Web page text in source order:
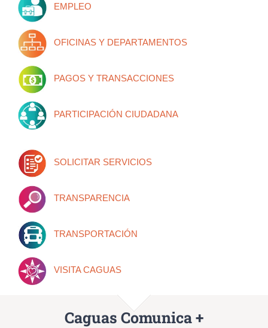
EMPLEO
OFICINAS Y DEPARTAMENTOS
PAGOS Y TRANSACCIONES
PARTICIPACIÓN CIUDADANA
SOLICITAR SERVICIOS
TRANSPARENCIA
TRANSPORTACIÓN
VISITA CAGUAS
Caguas Comunica +